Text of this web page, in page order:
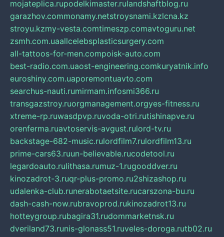
mojateplica.rupodelkimaster.rulandshaftblog.ru
garazhov.commonamy.netstroysnami.kzlcna.kz
stroyu.kzmy-vesta.comtimeszp.comavtoguru.net
zsmh.com.uaallcelebsplasticsurgery.com
all-tattoos-for-men.compoisk-auto.com
best-radio.com.uaost-engineering.comkuryatnik.info
euroshiny.com.uaporemontuavto.com
searchus-nauti.rumirmam.infosmi366.ru
transgazstroy.ruorgmanagement.orgyes-fitness.ru
xtreme-rp.ruwasdpvp.ruvoda-otri.rutishinapve.ru
orenferma.ruavtoservis-avgust.rulord-tv.ru
backstage-682-music.rulordfilm7.rulordfilm13.ru
prime-cars63.ruun-believable.rucodetool.ru
legardoauto.rulithasa.rumuz-1.rugooddver.ru
kinozadrot-3.ruqr-plus-promo.ru2shizashop.ru
udalenka-club.runerabotaetsite.rucarszona-bu.ru
dash-cash-now.rubravoprod.rukinozadrot13.ru
hotteygroup.rubagira31.rudommarketnsk.ru
dveriland73.runis-glonass51.ruveles-doroga.rutb02.ru